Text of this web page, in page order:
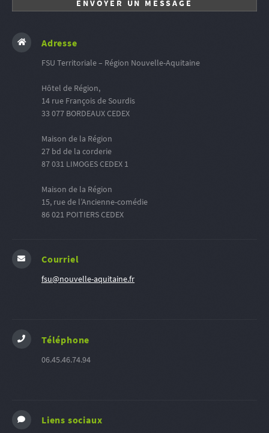
Adresse
FSU Territoriale – Région Nouvelle-Aquitaine
Hôtel de Région,
14 rue François de Sourdis
33 077 BORDEAUX CEDEX
Maison de la Région
27 bd de la corderie
87 031 LIMOGES CEDEX 1
Maison de la Région
15, rue de l’Ancienne-comédie
86 021 POITIERS CEDEX
Courriel
fsu@nouvelle-aquitaine.fr
Téléphone
06.45.46.74.94
Liens sociaux